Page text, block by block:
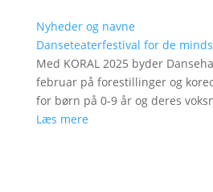
Nyheder og navne
Danseteaterfestival for de
Med KORAL 2025 byder
februar på forestillinger og
for børn på 0-9 år og deres
Læs mere